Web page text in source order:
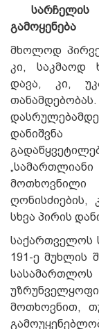
სარჩელის
გამოყენება
მხოლოდ
კი, საკმაოდ
დავა, კი,
დანიშვნა
მოთხოვნილი
სხვა პირის
საქართველოს
191-ე მუხლის
მოთხოვნით,